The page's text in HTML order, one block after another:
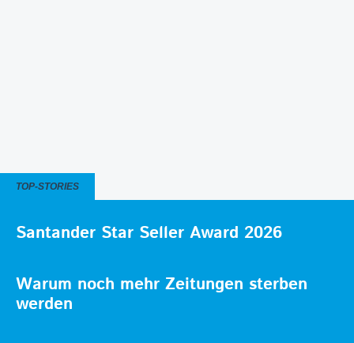
TOP-STORIES
Santander Star Seller Award 2026
Warum noch mehr Zeitungen sterben
werden